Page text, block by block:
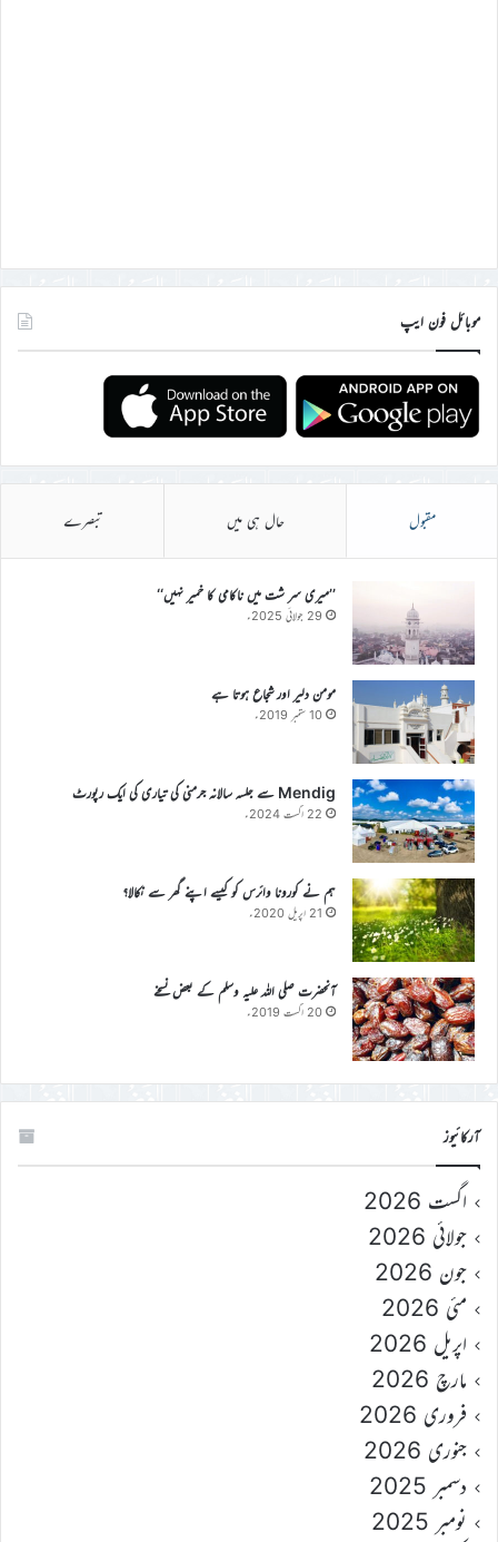
موبائل فون ایپ
مقبول حال ہی میں تبصرے
’’میری سر شت میں ناکامی کا خمیر نہیں‘‘
29 جولائی 2025ء
مومن دلیر اور شجاع ہوتا ہے
10 ستمبر 2019ء
Mendig سے جلسہ سالانہ جرمنی کی تیاری کی ایک رپورٹ
22 اگست 2024ء
ہم نے کورونا وائرس کو کیسے اپنے گھر سے نکالا؟
21 اپریل 2020ء
آنحضرت صلی اللہ علیہ وسلم کے بعض نسخے
20 اگست 2019ء
آرکائیوز
اگست 2026
جولائی 2026
جون 2026
مئی 2026
اپریل 2026
مارچ 2026
فروری 2026
جنوری 2026
دسمبر 2025
نومبر 2025